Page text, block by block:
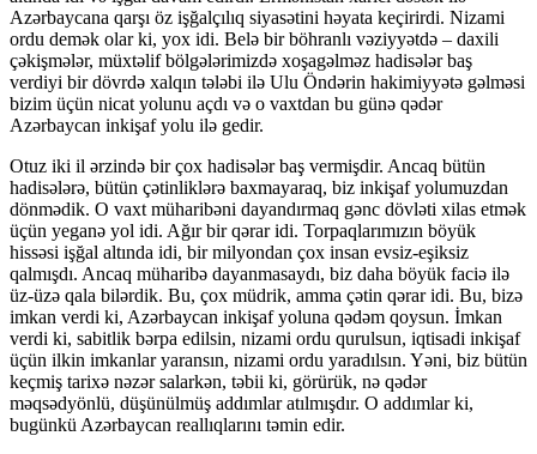
Azərbaycana qarşı öz işğalçılıq siyasətini həyata keçirirdi. Nizami
ordu demək olar ki, yox idi. Belə bir böhranlı vəziyyətdə – daxili
çəkişmələr, müxtəlif bölgələrimizdə xoşagəlməz hadisələr baş
verdiyi bir dövrdə xalqın tələbi ilə Ulu Öndərin hakimiyyətə gəlməsi
bizim üçün nicat yolunu açdı və o vaxtdan bu günə qədər
Azərbaycan inkişaf yolu ilə gedir.
Otuz iki il ərzində bir çox hadisələr baş vermişdir. Ancaq bütün
hadisələrə, bütün çətinliklərə baxmayaraq, biz inkişaf yolumuzdan
dönmədik. O vaxt müharibəni dayandırmaq gənc dövləti xilas etmək
üçün yeganə yol idi. Ağır bir qərar idi. Torpaqlarımızın böyük
hissəsi işğal altında idi, bir milyondan çox insan evsiz-eşiksiz
qalmışdı. Ancaq müharibə dayanmasaydı, biz daha böyük faciə ilə
üz-üzə qala bilərdik. Bu, çox müdrik, amma çətin qərar idi. Bu, bizə
imkan verdi ki, Azərbaycan inkişaf yoluna qədəm qoysun. İmkan
verdi ki, sabitlik bərpa edilsin, nizami ordu qurulsun, iqtisadi inkişaf
üçün ilkin imkanlar yaransın, nizami ordu yaradılsın. Yəni, biz bütün
keçmiş tarixə nəzər salarkən, təbii ki, görürük, nə qədər
məqsədyönlü, düşünülmüş addımlar atılmışdır. O addımlar ki,
bugünkü Azərbaycan reallıqlarını təmin edir.